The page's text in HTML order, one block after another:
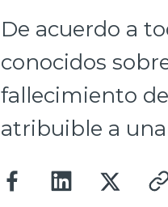
De acuerdo a
conocidos
fallecimiento
atribuible a